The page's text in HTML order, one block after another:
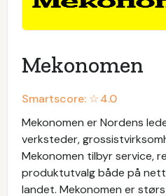
Mekonomen
Smartscore: ☆4.0
Mekonomen er Nordens
verksteder,
Mekonomen tilbyr service,
produktutvalg både på
landet. Mekonomen er